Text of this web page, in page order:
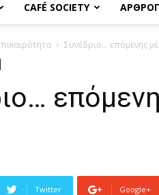
CAFÉ SOCIETY
Συνέδριο… επόμενης
Twitter Google+